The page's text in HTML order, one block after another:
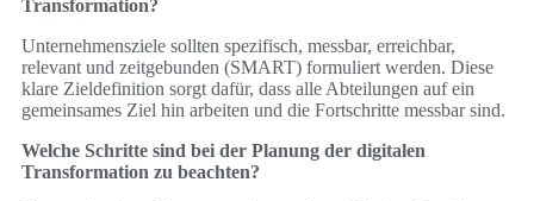
Transformation?
Unternehmensziele sollten spezifisch, messbar, erreichbar,
relevant und zeitgebunden (SMART) formuliert werden. Diese
klare Zieldefinition sorgt dafür, dass alle Abteilungen auf ein
gemeinsames Ziel hin arbeiten und die Fortschritte messbar sind.
Welche Schritte sind bei der Planung der digitalen
Transformation zu beachten?